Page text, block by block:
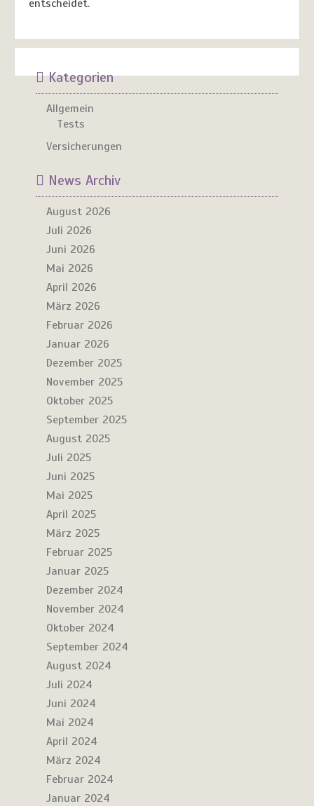
entscheidet.
Kategorien
Allgemein
Tests
Versicherungen
News Archiv
August 2026
Juli 2026
Juni 2026
Mai 2026
April 2026
März 2026
Februar 2026
Januar 2026
Dezember 2025
November 2025
Oktober 2025
September 2025
August 2025
Juli 2025
Juni 2025
Mai 2025
April 2025
März 2025
Februar 2025
Januar 2025
Dezember 2024
November 2024
Oktober 2024
September 2024
August 2024
Juli 2024
Juni 2024
Mai 2024
April 2024
März 2024
Februar 2024
Januar 2024